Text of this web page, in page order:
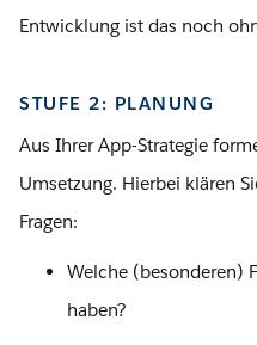
Entwicklung ist das noch
STUFE 2: PLANUNG
Aus Ihrer App-Strategie
Umsetzung. Hierbei klären
Fragen:
Welche (besonderen)
haben?